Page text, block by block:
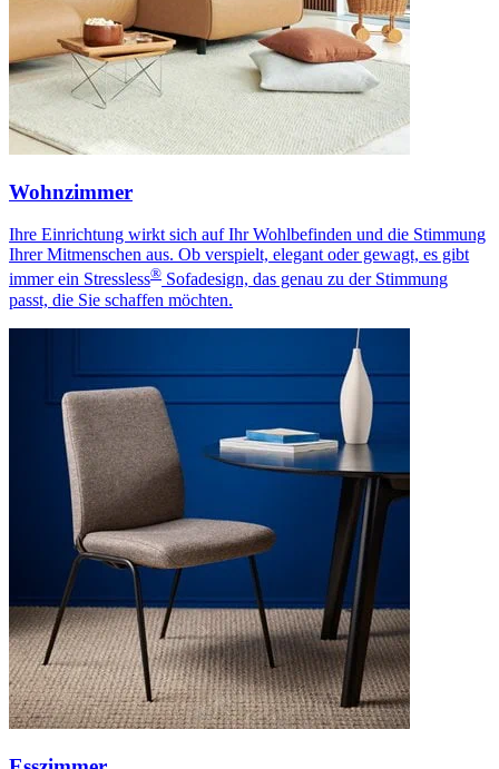
Wohnzimmer
Ihre Einrichtung wirkt sich auf Ihr Wohlbefinden und die Stimmung
Ihrer Mitmenschen aus. Ob verspielt, elegant oder gewagt, es gibt
immer ein Stressless® Sofadesign, das genau zu der Stimmung
passt, die Sie schaffen möchten.